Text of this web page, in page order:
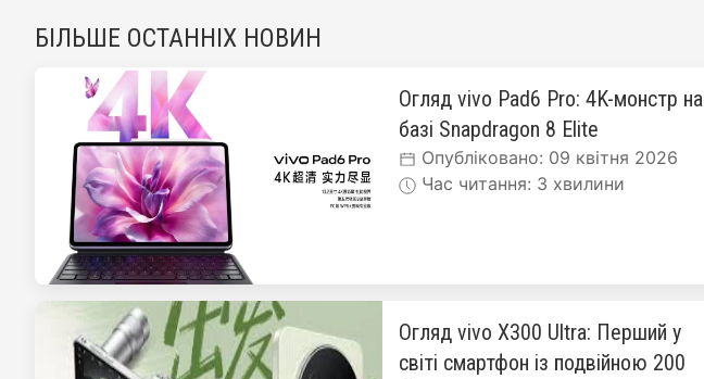
БІЛЬШЕ ОСТАННІХ НОВИН
Огляд vivo Pad6 Pro: 4K-монстр на
базі Snapdragon 8 Elite
Опубліковано: 09 квітня 2026
Час читання: 3 хвилини
Огляд vivo X300 Ultra: Перший у
світі смартфон із подвійною 200